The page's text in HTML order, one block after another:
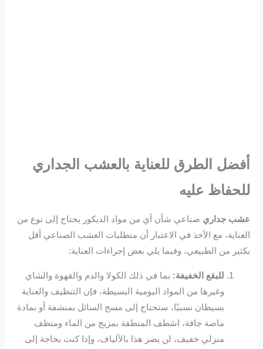
أفضل الطرق للعناية بالعشب الجداري
للحفاظ عليه
عشب جداريصناعي شأن أي من مواد الديكور يحتاج إلى نوع من
العناية، مع الأخذ في الاعتبار أن متطلبات العشب الصناعي أقل
بكثير من الطبيعي، وفيما يلي بعض إجراءات العناية:
للبقع الخفيفة:بما في ذلك الكولا والدم والقهوة والشاي
وغيرها من المواد اليومية البسيطة، فإن التنظيف والعناية
بسيطان نسبيًا، ستحتاج إلى مسح السائل بمنشفة أو بمادة
ماصة جافة، اشطف المنطقة بمزيج من الماء ومنظف
منزلي خفيف، لن يضر هذا بالألياف، وإذا كنت بحاجة إلى